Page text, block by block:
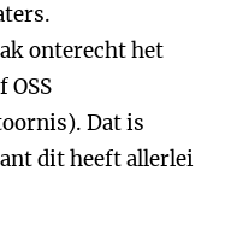
onterecht het
OSS
Dat is
dit heeft allerlei